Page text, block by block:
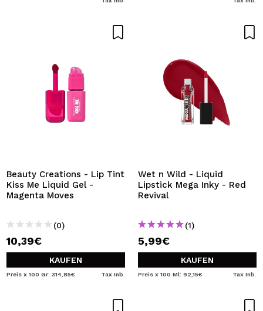
Beauty Creations - Lip Tint
Kiss Me Liquid Gel -
Magenta Moves
(0)
10,39€
KAUFEN
Preis x 100 Gr: 314,85€ Tax Inb.
Wet n Wild - Liquid
Lipstick Mega Inky - Red
Revival
(1)
5,99€
KAUFEN
Preis x 100 Ml: 92,15€ Tax Inb.